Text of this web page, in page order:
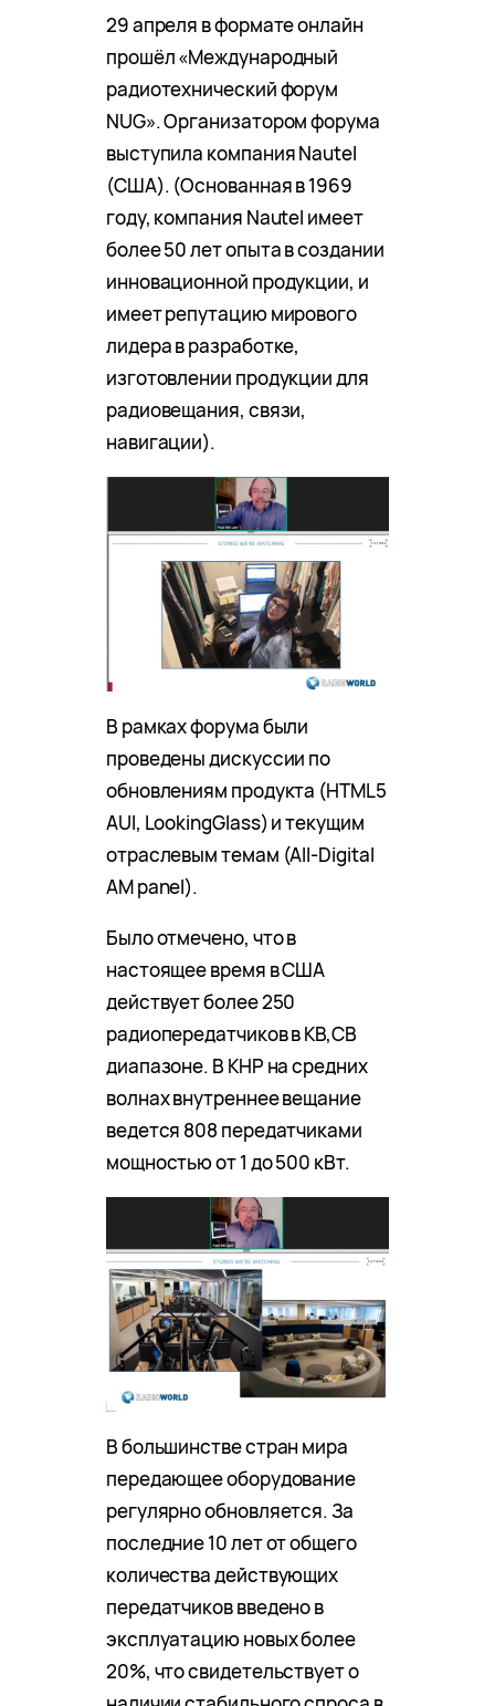
29 апреля в формате онлайн
прошёл «Международный
радиотехнический форум
NUG». Организатором форума
выступила компания Nautel
(США). (Основанная в 1969
году, компания Nautel имеет
более 50 лет опыта в создании
инновационной продукции, и
имеет репутацию мирового
лидера в разработке,
изготовлении продукции для
радиовещания, связи,
навигации).
В рамках форума были
проведены дискуссии по
обновлениям продукта (HTML5
AUI, LookingGlass) и текущим
отраслевым темам (All-Digital
AM panel).
Было отмечено, что в
настоящее время в США
действует более 250
радиопередатчиков в КВ,СВ
диапазоне. В КНР на средних
волнах внутреннее вещание
ведется 808 передатчиками
мощностью от 1 до 500 кВт.
В большинстве стран мира
передающее оборудование
регулярно обновляется. За
последние 10 лет от общего
количества действующих
передатчиков введено в
эксплуатацию новых более
20%, что свидетельствует о